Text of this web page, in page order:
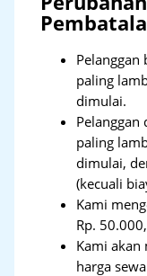
paling
dimulai.
Pelanggan
paling
dimulai,
(kecuali
Kami
Rp.
Kami akan
harga